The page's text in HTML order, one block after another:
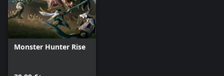
Monster Hunter Rise